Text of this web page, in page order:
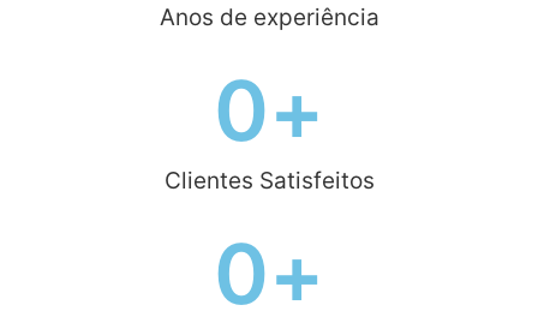
Anos de experiência
Clientes Satisfeitos
0+
0+